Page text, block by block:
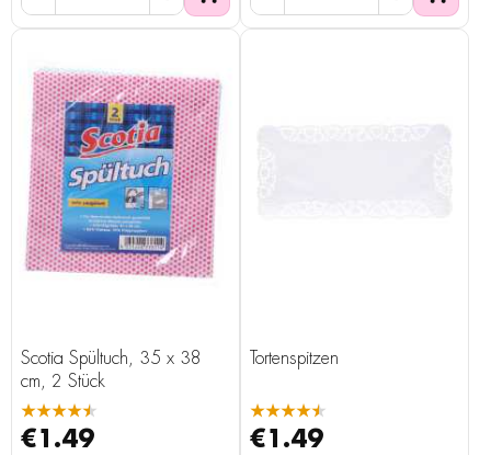
Scotia Spültuch, 35 x 38
cm, 2 Stück
★★★★★
€1.49
Tortenspitzen
★★★★★
€1.49